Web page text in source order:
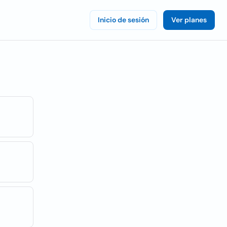
Inicio de sesión Ver planes